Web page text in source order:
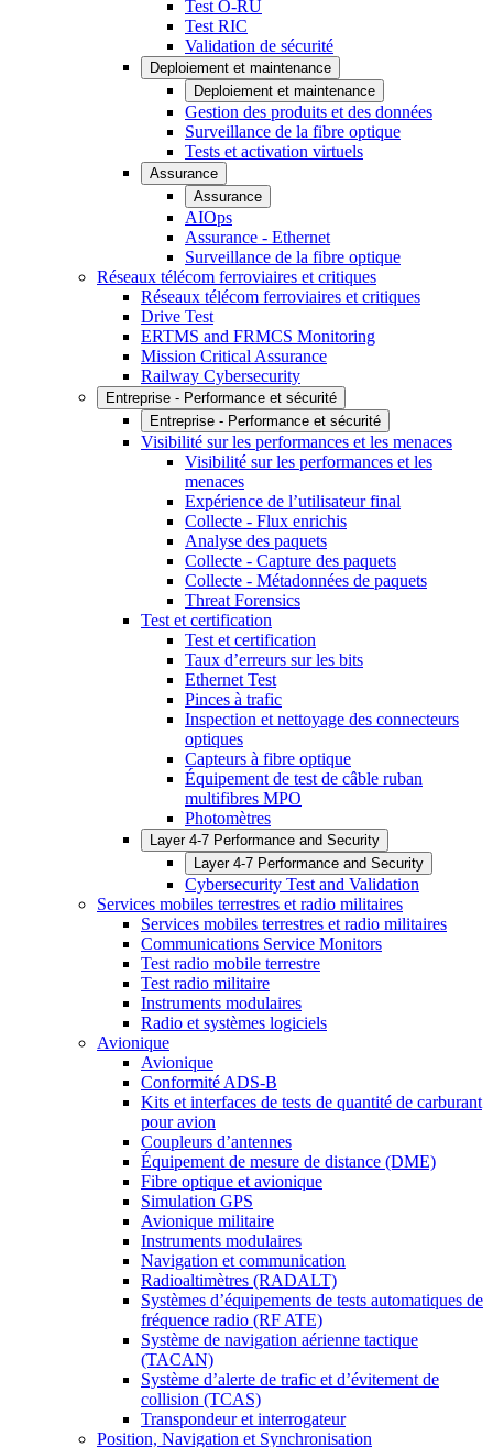
Test O-RU
Test RIC
Validation de sécurité
Deploiement et maintenance
Deploiement et maintenance
Gestion des produits et des données
Surveillance de la fibre optique
Tests et activation virtuels
Assurance
Assurance
AIOps
Assurance - Ethernet
Surveillance de la fibre optique
Réseaux télécom ferroviaires et critiques
Réseaux télécom ferroviaires et critiques
Drive Test
ERTMS and FRMCS Monitoring
Mission Critical Assurance
Railway Cybersecurity
Entreprise - Performance et sécurité
Entreprise - Performance et sécurité
Visibilité sur les performances et les menaces
Visibilité sur les performances et les
menaces
Expérience de l’utilisateur final
Collecte - Flux enrichis
Analyse des paquets
Collecte - Capture des paquets
Collecte - Métadonnées de paquets
Threat Forensics
Test et certification
Test et certification
Taux d’erreurs sur les bits
Ethernet Test
Pinces à trafic
Inspection et nettoyage des connecteurs
optiques
Capteurs à fibre optique
Équipement de test de câble ruban
multifibres MPO
Photomètres
Layer 4-7 Performance and Security
Layer 4-7 Performance and Security
Cybersecurity Test and Validation
Services mobiles terrestres et radio militaires
Services mobiles terrestres et radio militaires
Communications Service Monitors
Test radio mobile terrestre
Test radio militaire
Instruments modulaires
Radio et systèmes logiciels
Avionique
Avionique
Conformité ADS-B
Kits et interfaces de tests de quantité de carburant
pour avion
Coupleurs d’antennes
Équipement de mesure de distance (DME)
Fibre optique et avionique
Simulation GPS
Avionique militaire
Instruments modulaires
Navigation et communication
Radioaltimètres (RADALT)
Systèmes d’équipements de tests automatiques de
fréquence radio (RF ATE)
Système de navigation aérienne tactique
(TACAN)
Système d’alerte de trafic et d’évitement de
collision (TCAS)
Transpondeur et interrogateur
Position, Navigation et Synchronisation